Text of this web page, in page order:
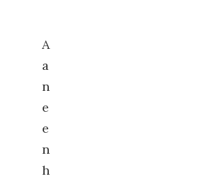
A
a
n
e
e
n
h